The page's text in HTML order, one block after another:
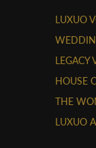
LUXUO
LEGACY
HOUSE
THE
LUXUO